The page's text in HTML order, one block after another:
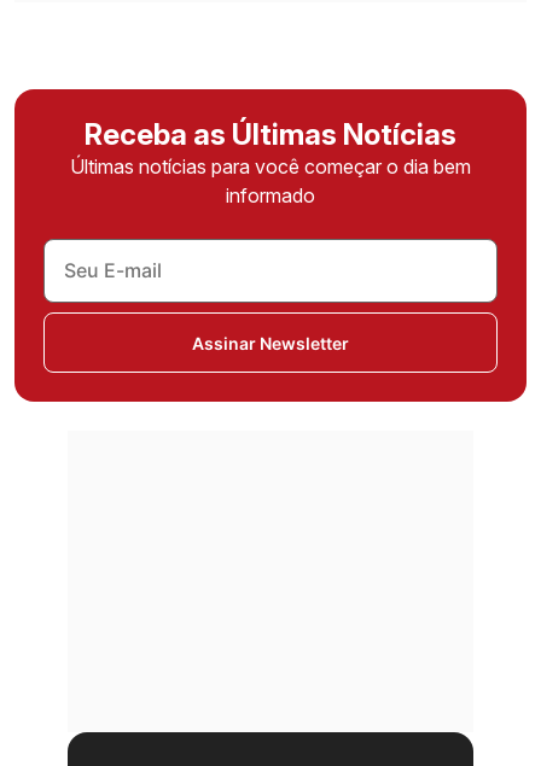
Receba as Últimas Notícias
Últimas notícias para você começar o dia bem
informado
Assinar Newsletter